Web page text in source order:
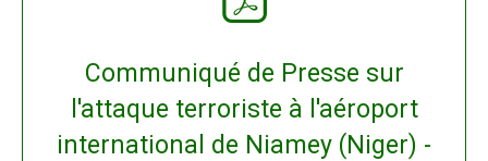
Communiqué de Presse sur
l'attaque terroriste à l'aéroport
international de Niamey (Niger) -